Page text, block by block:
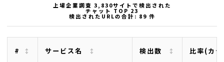
上場企業調査 3,830サイトで検出された
チャット TOP 23
検出されたURLの合計: 89 件
# サービス名 検出数 比率(カ